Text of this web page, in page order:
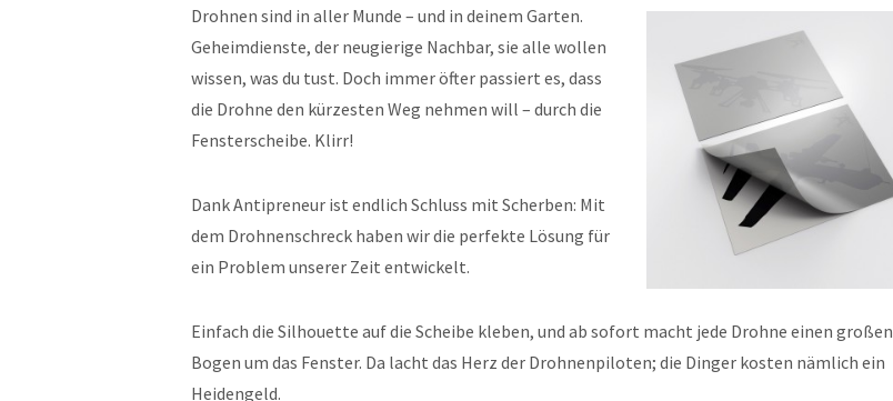
Drohnen sind in aller Munde – und in deinem Garten.
Geheimdienste, der neugierige Nachbar, sie alle wollen
wissen, was du tust. Doch immer öfter passiert es, dass
die Drohne den kürzesten Weg nehmen will – durch die
Fensterscheibe. Klirr!
Dank Antipreneur ist endlich Schluss mit Scherben: Mit
dem Drohnenschreck haben wir die perfekte Lösung für
ein Problem unserer Zeit entwickelt.
Einfach die Silhouette auf die Scheibe kleben, und ab sofort macht jede Drohne einen großen
Bogen um das Fenster. Da lacht das Herz der Drohnenpiloten; die Dinger kosten nämlich ein
Heidengeld.